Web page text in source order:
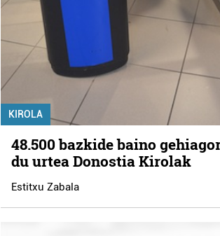
KIROLA
48.500 bazkide baino
du urtea Donostia Kirolak
Estitxu Zabala